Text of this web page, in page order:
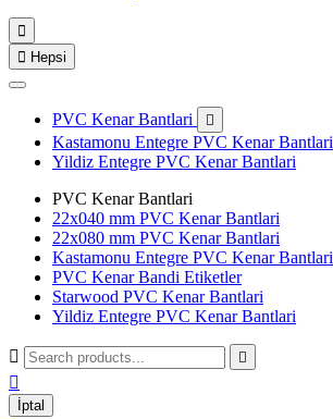

 Hepsi
PVC Kenar Bantlari 
Kastamonu Entegre PVC Kenar Bantlari
Yildiz Entegre PVC Kenar Bantlari
PVC Kenar Bantlari
22x040 mm PVC Kenar Bantlari
22x080 mm PVC Kenar Bantlari
Kastamonu Entegre PVC Kenar Bantlari
PVC Kenar Bandi Etiketler
Starwood PVC Kenar Bantlari
Yildiz Entegre PVC Kenar Bantlari
 

İptal